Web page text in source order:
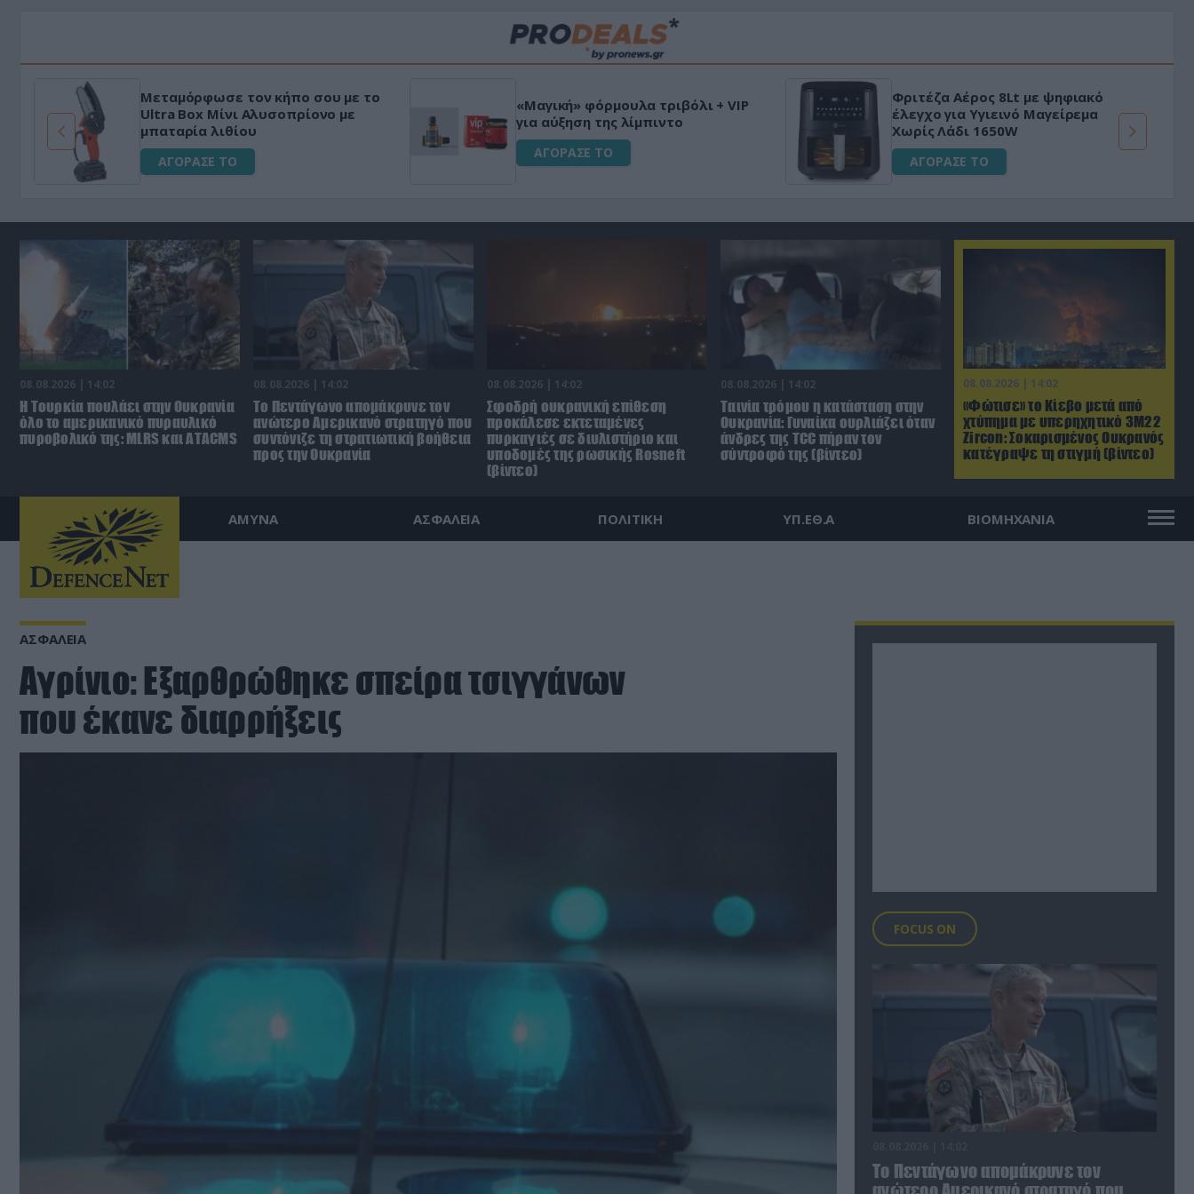
Μεταμόρφωσε τον κήπο σου με το
Ultra Box Μίνι Αλυσοπρίονο με
μπαταρία λιθίου
ΑΓΟΡΑΣΕ ΤΟ
«Μαγική» φόρμουλα τριβόλι + VIP
για αύξηση της λίμπιντο
ΑΓΟΡΑΣΕ ΤΟ
Φριτέζα Αέρος 8Lt με ψηφιακό
έλεγχο για Υγιεινό Μαγείρεμα
Χωρίς Λάδι 1650W
ΑΓΟΡΑΣΕ ΤΟ
08.08.2026 | 14:02
«Φώτισε» το Κίεβο μετά από
χτύπημα με υπερηχητικό 3M22
Zircon: Σοκαρισμένος Ουκρανός
κατέγραψε τη στιγμή (βίντεο)
08.08.2026 | 14:02
Η Τουρκία πουλάει στην Ουκρανία
όλο το αμερικανικό πυραυλικό
πυροβολικό της: MLRS και ΑΤΑCMS
08.08.2026 | 14:02
Το Πεντάγωνο απομάκρυνε τον
ανώτερο Αμερικανό στρατηγό που
συντόνιζε τη στρατιωτική βοήθεια
προς την Ουκρανία
08.08.2026 | 14:02
Σφοδρή ουκρανική επίθεση
προκάλεσε εκτεταμένες
πυρκαγιές σε διυλιστήριο και
υποδομές της ρωσικής Rosneft
(βίντεο)
08.08.2026 | 14:02
Ταινία τρόμου η κατάσταση στην
Ουκρανία: Γυναίκα ουρλιάζει όταν
άνδρες της TCC πήραν τον
σύντροφό της (βίντεο)
ΑΜΥΝΑ ΑΣΦΑΛΕΙΑ ΠΟΛΙΤΙΚΗ ΥΠ.ΕΘ.Α ΒΙΟΜΗΧΑΝΙΑ
ΑΣΦΑΛΕΙΑ
Αγρίνιο: Εξαρθρώθηκε σπείρα τσιγγάνων
που έκανε διαρρήξεις
FOCUS ON
Το Πεντάγωνο απομάκρυνε τον